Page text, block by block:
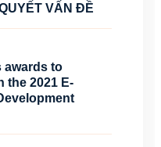
VẤN ĐỀ
awards to
the 2021 E-